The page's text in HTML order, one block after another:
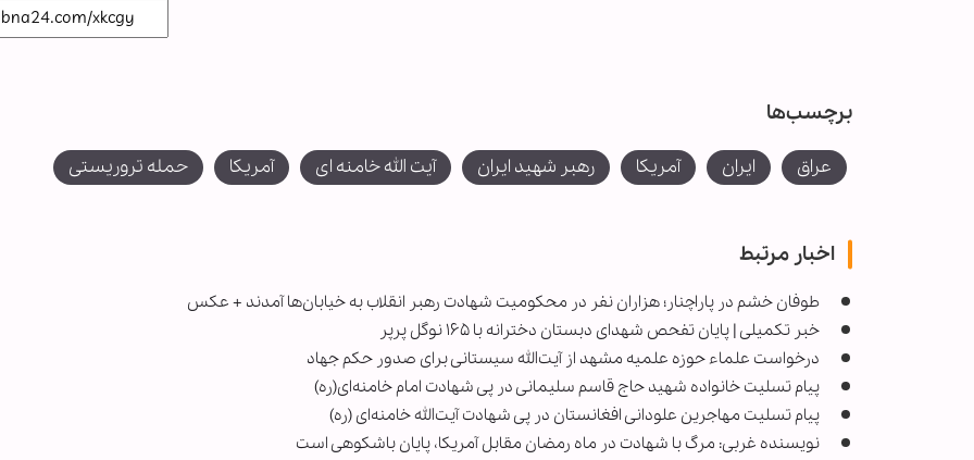
برچسب‌ها
عراق ایران آمریکا رهبر شهید ایران آیت الله خامنه ای آمریکا حمله تروریستی
اخبار مرتبط
طوفان خشم در پاراچنار؛ هزاران نفر در محکومیت شهادت رهبر انقلاب به خیابان‌ها آمدند + عکس
خبر تکمیلی | پایان تفحص شهدای دبستان دخترانه با ۱۶۵ نوگل پرپر
درخواست علماء حوزه علمیه مشهد از آیت‌الله سیستانی برای صدور حکم جهاد
پیام تسلیت خانواده شهید حاج قاسم سلیمانی در پی شهادت امام خامنه‌ای(ره)
پیام تسلیت مهاجرین علودانی افغانستان در پی شهادت آیت‌الله خامنه‌ای (ره)
نویسنده غربی: مرگ با شهادت در ماه رمضان مقابل آمریکا، پایان باشکوهی است